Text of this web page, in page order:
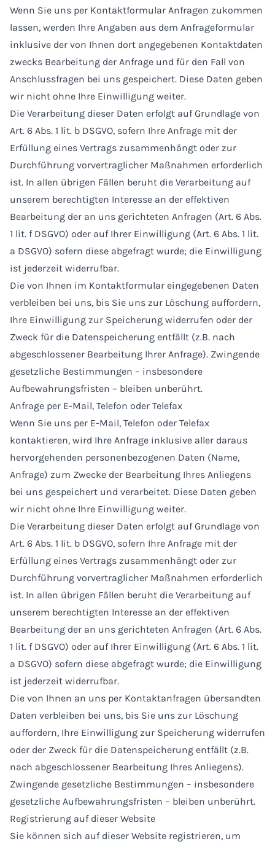
Wenn Sie uns per Kontaktformular Anfragen zukommen
lassen, werden Ihre Angaben aus dem Anfrageformular
inklusive der von Ihnen dort angegebenen Kontaktdaten
zwecks Bearbeitung der Anfrage und für den Fall von
Anschlussfragen bei uns gespeichert. Diese Daten geben
wir nicht ohne Ihre Einwilligung weiter.
Die Verarbeitung dieser Daten erfolgt auf Grundlage von
Art. 6 Abs. 1 lit. b DSGVO, sofern Ihre Anfrage mit der
Erfüllung eines Vertrags zusammenhängt oder zur
Durchführung vorvertraglicher Maßnahmen erforderlich
ist. In allen übrigen Fällen beruht die Verarbeitung auf
unserem berechtigten Interesse an der effektiven
Bearbeitung der an uns gerichteten Anfragen (Art. 6 Abs.
1 lit. f DSGVO) oder auf Ihrer Einwilligung (Art. 6 Abs. 1 lit.
a DSGVO) sofern diese abgefragt wurde; die Einwilligung
ist jederzeit widerrufbar.
Die von Ihnen im Kontaktformular eingegebenen Daten
verbleiben bei uns, bis Sie uns zur Löschung auffordern,
Ihre Einwilligung zur Speicherung widerrufen oder der
Zweck für die Datenspeicherung entfällt (z.B. nach
abgeschlossener Bearbeitung Ihrer Anfrage). Zwingende
gesetzliche Bestimmungen – insbesondere
Aufbewahrungsfristen – bleiben unberührt.
Anfrage per E-Mail, Telefon oder Telefax
Wenn Sie uns per E-Mail, Telefon oder Telefax
kontaktieren, wird Ihre Anfrage inklusive aller daraus
hervorgehenden personenbezogenen Daten (Name,
Anfrage) zum Zwecke der Bearbeitung Ihres Anliegens
bei uns gespeichert und verarbeitet. Diese Daten geben
wir nicht ohne Ihre Einwilligung weiter.
Die Verarbeitung dieser Daten erfolgt auf Grundlage von
Art. 6 Abs. 1 lit. b DSGVO, sofern Ihre Anfrage mit der
Erfüllung eines Vertrags zusammenhängt oder zur
Durchführung vorvertraglicher Maßnahmen erforderlich
ist. In allen übrigen Fällen beruht die Verarbeitung auf
unserem berechtigten Interesse an der effektiven
Bearbeitung der an uns gerichteten Anfragen (Art. 6 Abs.
1 lit. f DSGVO) oder auf Ihrer Einwilligung (Art. 6 Abs. 1 lit.
a DSGVO) sofern diese abgefragt wurde; die Einwilligung
ist jederzeit widerrufbar.
Die von Ihnen an uns per Kontaktanfragen übersandten
Daten verbleiben bei uns, bis Sie uns zur Löschung
auffordern, Ihre Einwilligung zur Speicherung widerrufen
oder der Zweck für die Datenspeicherung entfällt (z.B.
nach abgeschlossener Bearbeitung Ihres Anliegens).
Zwingende gesetzliche Bestimmungen – insbesondere
gesetzliche Aufbewahrungsfristen – bleiben unberührt.
Registrierung auf dieser Website
Sie können sich auf dieser Website registrieren, um